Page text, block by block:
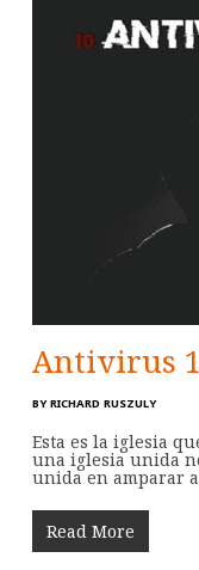
Antivirus
BY RICHARD RUSZULY
Esta es la iglesia
una iglesia unida
unida en amparar
Read More